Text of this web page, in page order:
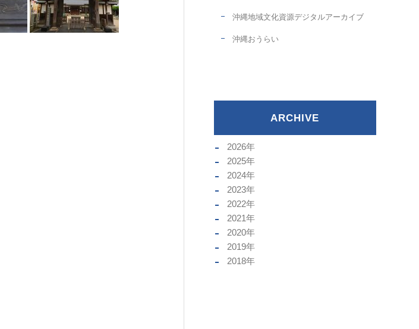
沖縄地域文化資源デジタルアーカイブ
沖縄おうらい
ARCHIVE
2026年
2025年
2024年
2023年
2022年
2021年
2020年
2019年
2018年